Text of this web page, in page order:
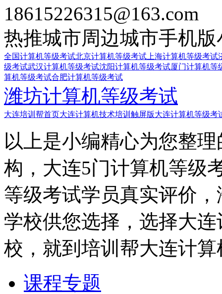
18615226315@163.com
热推城市周边城市手机版
全国计算机等级考试北京计算机等级考试 上海计算机等级考试
级考试武汉计算机等级考试沈阳计算机等级考试厦门计算机等
算机等级考试合肥计算机等级考试
潍坊计算机等级考试
大连培训帮首页大连计算机技术培训触屏版大连计算机等级考
以上是小编精心为您整
构，大连5门计算机等级
等级考试学员真实评价
学校供您选择，选择大
校，就到培训帮大连计
课程专题